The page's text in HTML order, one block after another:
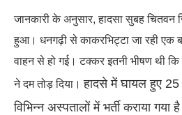
जानकारी के अनुसार, हादसा सुबह चितवन
हुआ। धनगढ़ी से काकरभिट्टा जा रही
वाहन से हो गई। टक्कर इतनी भीषण थी
ने दम तोड़ दिया।हादसे में घायल हुए 25
विभिन्न अस्पतालों में भर्ती कराया गया